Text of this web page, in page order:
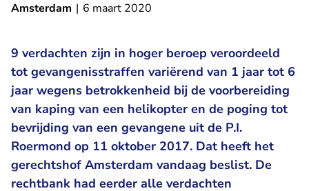
Amsterdam | 6 maart 2020
9 verdachten zijn in hoger beroep veroordeeld
tot gevangenisstraffen variërend van 1 jaar tot 6
jaar wegens betrokkenheid bij de voorbereiding
van kaping van een helikopter en de poging tot
bevrijding van een gevangene uit de P.I.
Roermond op 11 oktober 2017. Dat heeft het
gerechtshof Amsterdam vandaag beslist. De
rechtbank had eerder alle verdachten